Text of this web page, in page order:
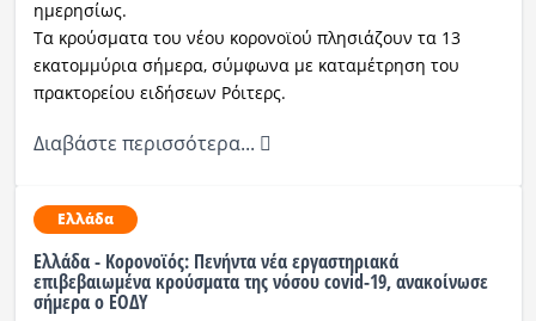
ημερησίως.
Τα κρούσματα του νέου κορονοϊού πλησιάζουν τα 13
εκατομμύρια σήμερα, σύμφωνα με καταμέτρηση του
πρακτορείου ειδήσεων Ρόιτερς.
Διαβάστε περισσότερα...
Ελλάδα
Ελλάδα - Κορονοϊός: Πενήντα νέα εργαστηριακά
επιβεβαιωμένα κρούσματα της νόσου covid-19, ανακοίνωσε
σήμερα ο ΕΟΔΥ